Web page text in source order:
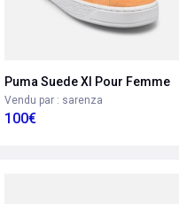
Puma Suede Xl Pour Femme
Vendu par : sarenza
100€